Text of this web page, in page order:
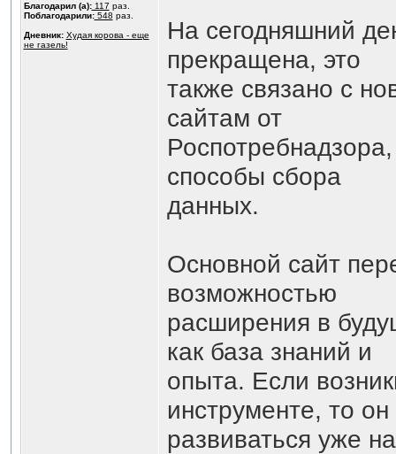
Благодарил (а):117 раз.
Поблагодарили:548 раз.
Дневник: Худая корова - еще
не газель!
На сегодняшний
прекращена, это
также связано с
сайтам от
способы сбора
данных.
Основной сайт
возможностью
расширения в
как база знаний и
опыта. Если
инструменте, то он
развиваться уже